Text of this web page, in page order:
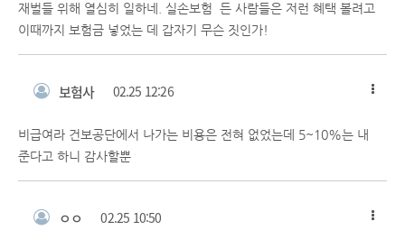
재벌들 위해 열심히 일하네. 실손보험 든 사람들은 저런 혜택 볼려고
이때까지 보험금 넣었는 데 갑자기 무슨 짓인가!
보험사 02.25 12:26
비급여라 건보공단에서 나가는 비용은 전혀 없었는데 5~10%는 내
준다고 하니 감사할뿐
ㅇㅇ 02.25 10:50